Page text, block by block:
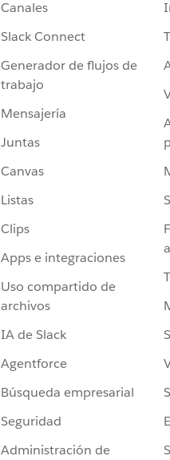
Canales
Slack Connect
Generador de flujos de
trabajo
Mensajería
Juntas
Canvas
Listas
Clips
Apps e integraciones
Uso compartido de
archivos
IA de Slack
Agentforce
Búsqueda empresarial
Seguridad
Administración de